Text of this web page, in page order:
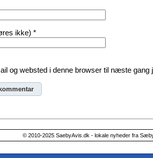
ikke) *
og websted i denne browser til næste gang
© 2010-2025 SaebyAvis.dk - lokale nyheder fra